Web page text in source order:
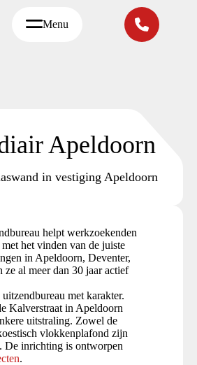
Menu
Apeldoorn
in vestiging Apeldoorn
helpt werkzoekenden
het vinden van de juiste
in Apeldoorn, Deventer,
al meer dan 30 jaar actief
met karakter.
Kalverstraat in Apeldoorn
uitstraling. Zowel de
vlokkenplafond zijn
De inrichting is ontworpen
.